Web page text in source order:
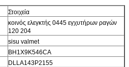
Στοιχεία
κοινός ελεγκτής 0445 εγχυτήρων ραγών
120 204
sisu valmet
BH1X9K546CA
DLLA143P2155